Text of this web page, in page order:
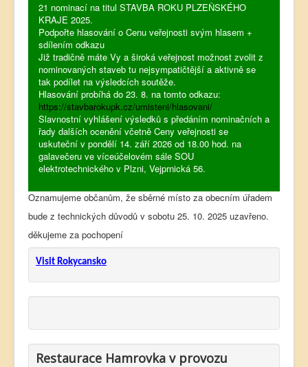
21 nominací na titul STAVBA ROKU PLZEŇSKÉHO
KRAJE 2025.
Podpořte hlasování o Cenu veřejnosti svým hlasem +
sdílením odkazu
Již tradičně máte Vy a široká veřejnost možnost zvolit z
nominovaných staveb tu nejsympatičtější a aktivně se
tak podílet na výsledcích soutěže.
Hlasování probíhá do 23. 8. na tomto odkazu:
https://stavbarokupk.cz/umisteni/hlasovani/
Slavnostní vyhlášení výsledků s předáním nominačních a
řady dalších ocenění včetně Ceny veřejnosti se
uskuteční v pondělí 14. září 2026 od 18.00 hod. na
galavečeru ve víceúčelovém sále SOU
elektrotechnického v Plzni, Vejprnická 56.
Oznamujeme občanům, že sběrné místo za obecním úřadem
bude z technických důvodů v sobotu 25. 10. 2025 uzavřeno.
děkujeme za pochopení
Visit Rokycansko
Restaurace Hamrovka v provozu